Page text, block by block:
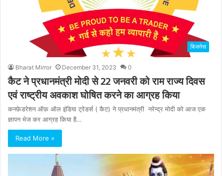
बिजनेस
Bharat Mirror December 31, 2023 0
कैट ने प्रधानमंत्री मोदी से 22 जनवरी को राम राज्य दिवस
एवं राष्ट्रीय अवकाश घोषित करने का आग्रह किया
कनफ़ेडरेशन ऑफ़ ऑल इंडिया ट्रेडर्स ( कैट) ने प्रधानमंत्री नरेन्द्र मोदी को आज एक
ज्ञापन भेज कर आग्रह किया है…
Read More »